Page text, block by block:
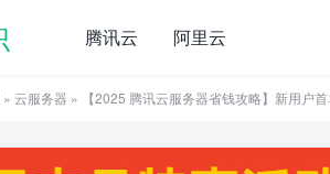
腾讯云 阿里云
» 云服务器 » 【2025 腾讯云服务器省钱攻略】新用户